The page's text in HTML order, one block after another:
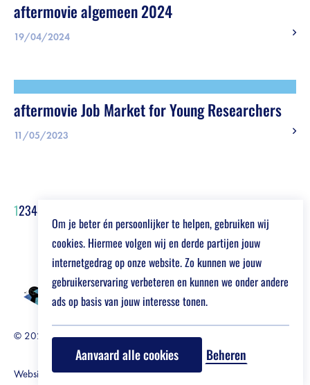
aftermovie algemeen 2024
19/04/2024
aftermovie Job Market for Young Researchers
11/05/2023
12345
Om je beter én persoonlijker te helpen, gebruiken wij
cookies. Hiermee volgen wij en derde partijen jouw
internetgedrag op onze website. Zo kunnen we jouw
gebruikerservaring verbeteren en kunnen we onder andere
ads op basis van jouw interesse tonen.
Aanvaard alle cookies Beheren
© 2026 Job Market For Young Researchers
Website by Who Owns The Zebra-Design by Toech